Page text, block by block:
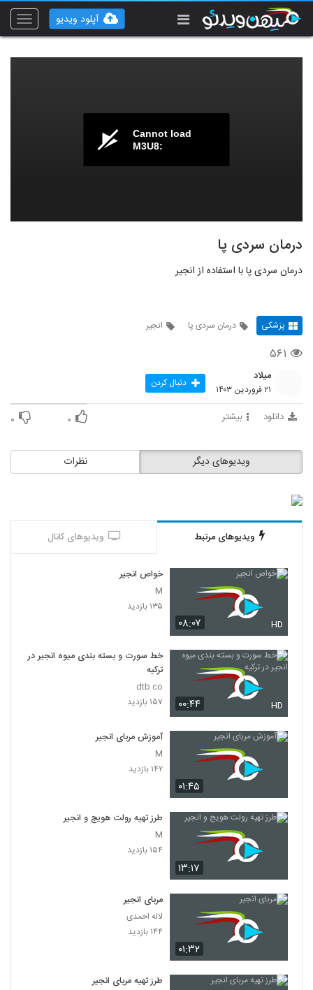
Toggle
آپلود ویدیو
Cannot load
M3U8:
درمان سردی پا
درمان سردی پا با استفاده از انجیر
پزشکی درمان سردی پا انجیر
۵۶۱
میلاد
۲۱ فروردین ۱۴۰۳ دنبال کردن
دانلود بیشتر ۰ ۰
نظرات ویدیوهای دیگر
ویدیوهای مرتبط ویدیوهای کانال
۰۸:۰۷ HD
خواص انجیر
M
۱۳۵ بازدید
۰۰:۴۴ HD
خط سورت و بسته بندی میوه انجیر در
ترکیه
dtb co
۱۵۷ بازدید
۰۱:۴۵
آموزش مربای انجیر
M
۱۴۲ بازدید
۱۳:۱۷
طرز تهیه رولت هویج و انجیر
M
۱۵۴ بازدید
۰۱:۳۲
مربای انجیر
لاله احمدی
۱۴۴ بازدید
طرز تهیه مربای انجیر